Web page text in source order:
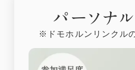
パーソナ
※ドモホルンリンクル